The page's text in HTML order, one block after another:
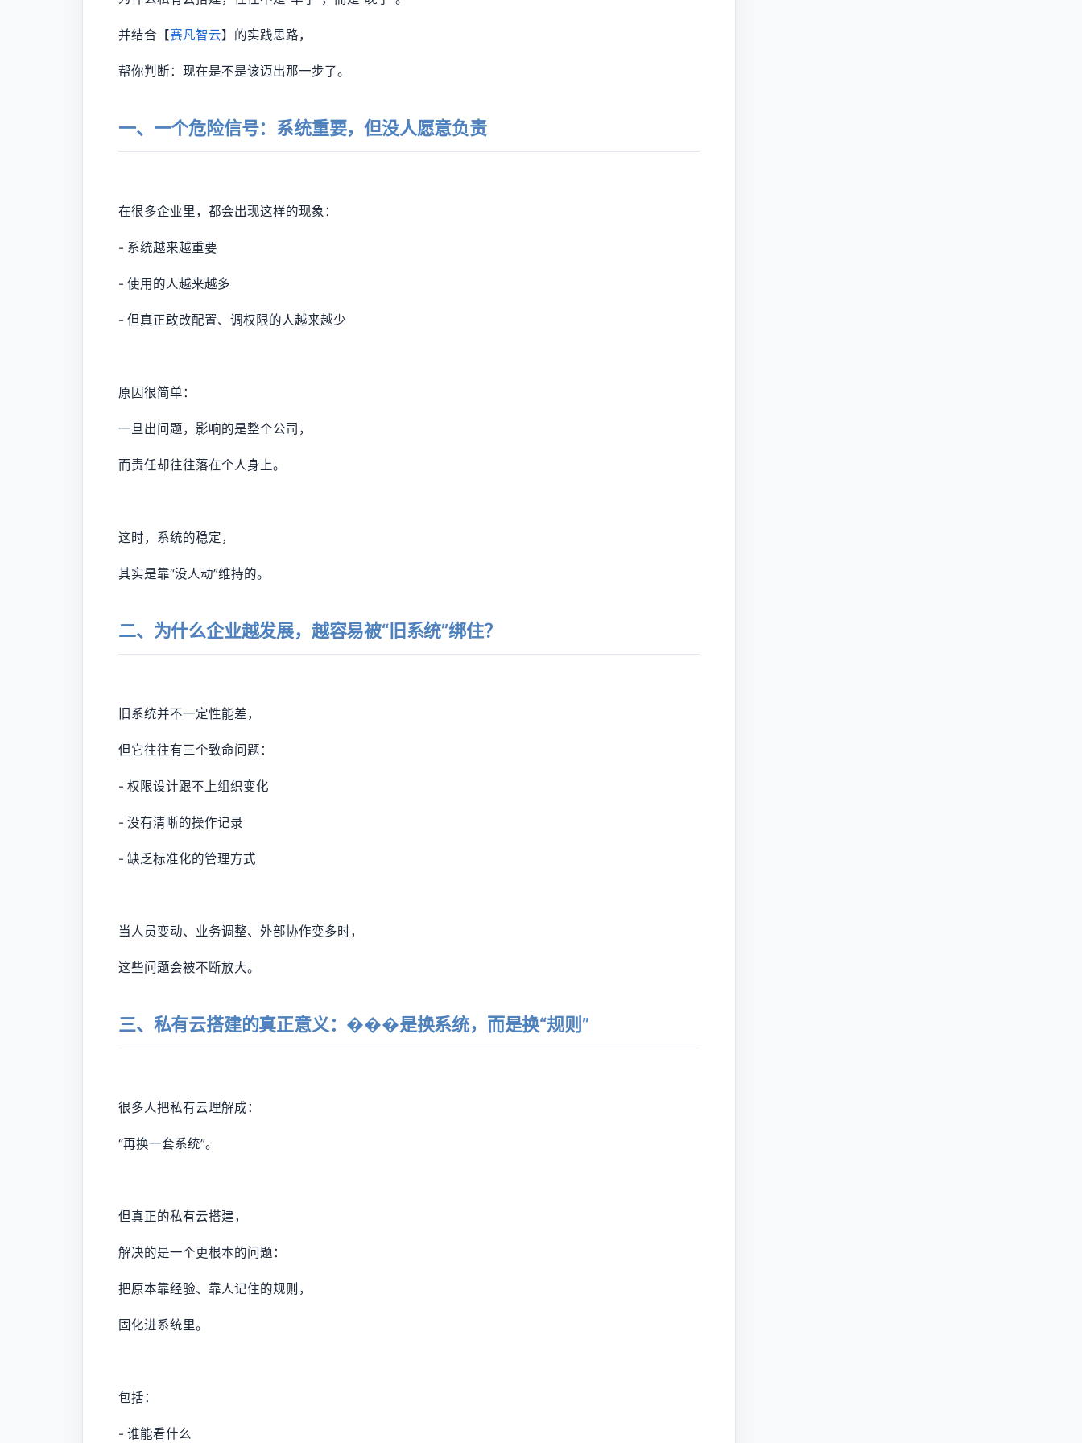
并结合【赛凡智云】的实践思路，
帮你判断：现在是不是该迈出那一步了。
一、一个危险信号：系统重要，但没人愿意负责
在很多企业里，都会出现这样的现象：
- 系统越来越重要
- 使用的人越来越多
- 但真正敢改配置、调权限的人越来越少
原因很简单：
一旦出问题，影响的是整个公司，
而责任却往往落在个人身上。
这时，系统的稳定，
其实是靠“没人动”维持的。
二、为什么企业越发展，越容易被“旧系统”绑住？
旧系统并不一定性能差，
但它往往有三个致命问题：
- 权限设计跟不上组织变化
- 没有清晰的操作记录
- 缺乏标准化的管理方式
当人员变动、业务调整、外部协作变多时，
这些问题会被不断放大。
三、私有云搭建的真正意义：���是换系统，而是换“规则”
很多人把私有云理解成：
“再换一套系统”。
但真正的私有云搭建，
解决的是一个更根本的问题：
把原本靠经验、靠人记住的规则，
固化进系统里。
包括：
- 谁能看什么